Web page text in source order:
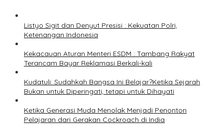
Listyo Sigit dan Denyut Presisi : Kekuatan Polri,
Ketenangan Indonesia
Kekacauan Aturan Menteri ESDM : Tambang Rakyat
Terancam Bayar Reklamasi Berkali-kali
Kudatuli: Sudahkah Bangsa Ini Belajar?Ketika Sejarah
Bukan untuk Diperingati, tetapi untuk Dihayati
Ketika Generasi Muda Menolak Menjadi Penonton
Pelajaran dari Gerakan Cockroach di India